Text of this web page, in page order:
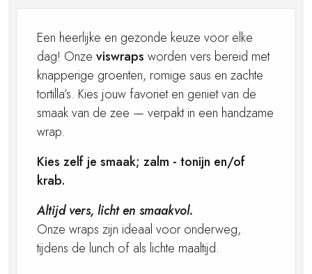
Een heerlijke en gezonde keuze voor elke
dag! Onze viswraps worden vers bereid met
knapperige groenten, romige saus en zachte
tortilla’s. Kies jouw favoriet en geniet van de
smaak van de zee — verpakt in een handzame
wrap.
Kies zelf je smaak; zalm - tonijn en/of
krab.
Altijd vers, licht en smaakvol.
Onze wraps zijn ideaal voor onderweg,
tijdens de lunch of als lichte maaltijd.